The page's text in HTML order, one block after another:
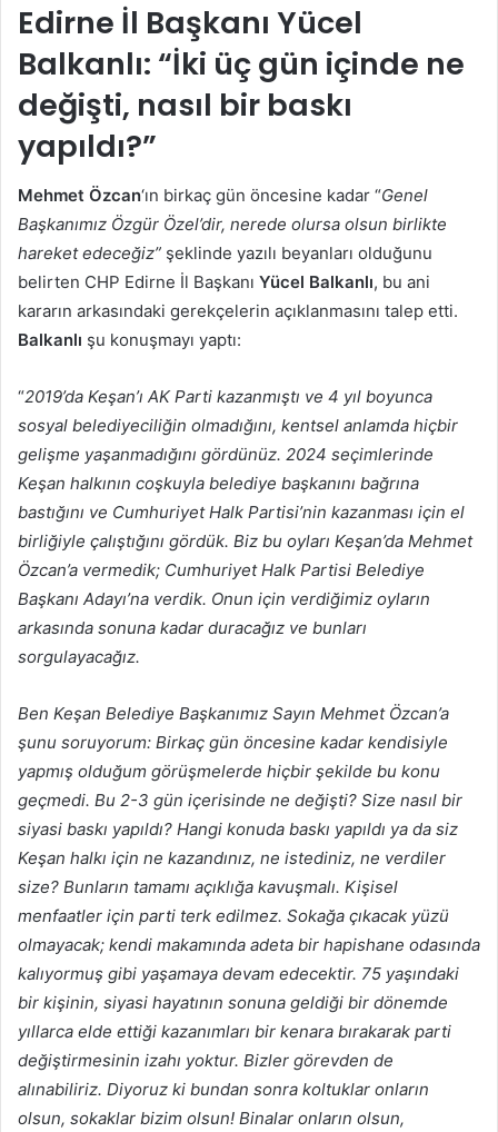
Edirne İl Başkanı Yücel
Balkanlı: “İki üç gün içinde ne
değişti, nasıl bir baskı
yapıldı?”
Mehmet Özcan‘ın birkaç gün öncesine kadar “Genel
Başkanımız Özgür Özel’dir, nerede olursa olsun birlikte
hareket edeceğiz” şeklinde yazılı beyanları olduğunu
belirten CHP Edirne İl Başkanı Yücel Balkanlı, bu ani
kararın arkasındaki gerekçelerin açıklanmasını talep etti.
Balkanlı şu konuşmayı yaptı:
“2019’da Keşan’ı AK Parti kazanmıştı ve 4 yıl boyunca
sosyal belediyeciliğin olmadığını, kentsel anlamda hiçbir
gelişme yaşanmadığını gördünüz. 2024 seçimlerinde
Keşan halkının coşkuyla belediye başkanını bağrına
bastığını ve Cumhuriyet Halk Partisi’nin kazanması için el
birliğiyle çalıştığını gördük. Biz bu oyları Keşan’da Mehmet
Özcan’a vermedik; Cumhuriyet Halk Partisi Belediye
Başkanı Adayı’na verdik. Onun için verdiğimiz oyların
arkasında sonuna kadar duracağız ve bunları
sorgulayacağız.
Ben Keşan Belediye Başkanımız Sayın Mehmet Özcan’a
şunu soruyorum: Birkaç gün öncesine kadar kendisiyle
yapmış olduğum görüşmelerde hiçbir şekilde bu konu
geçmedi. Bu 2-3 gün içerisinde ne değişti? Size nasıl bir
siyasi baskı yapıldı? Hangi konuda baskı yapıldı ya da siz
Keşan halkı için ne kazandınız, ne istediniz, ne verdiler
size? Bunların tamamı açıklığa kavuşmalı. Kişisel
menfaatler için parti terk edilmez. Sokağa çıkacak yüzü
olmayacak; kendi makamında adeta bir hapishane odasında
kalıyormuş gibi yaşamaya devam edecektir. 75 yaşındaki
bir kişinin, siyasi hayatının sonuna geldiği bir dönemde
yıllarca elde ettiği kazanımları bir kenara bırakarak parti
değiştirmesinin izahı yoktur. Bizler görevden de
alınabiliriz. Diyoruz ki bundan sonra koltuklar onların
olsun, sokaklar bizim olsun! Binalar onların olsun,